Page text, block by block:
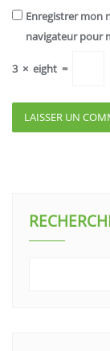
Enregistrer mon
navigateur pour
3 × eight =